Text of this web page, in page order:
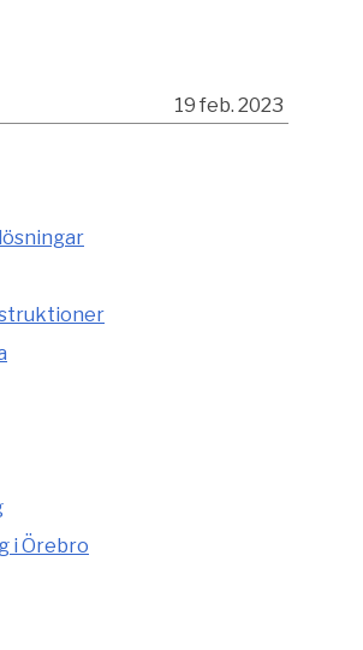
19 feb. 2023
i Örebro